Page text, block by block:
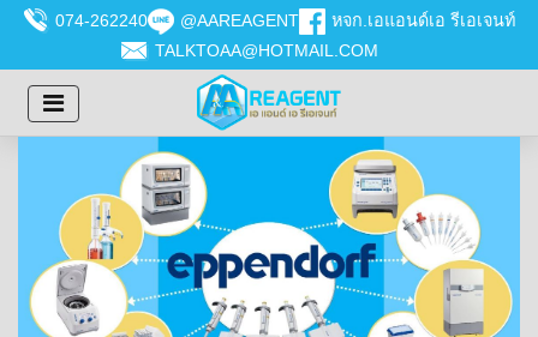
074-262240 @AAREAGENT
หจก.เอแอนด์เอ รีเอเจนท์
TALKTOAA@HOTMAIL.COM